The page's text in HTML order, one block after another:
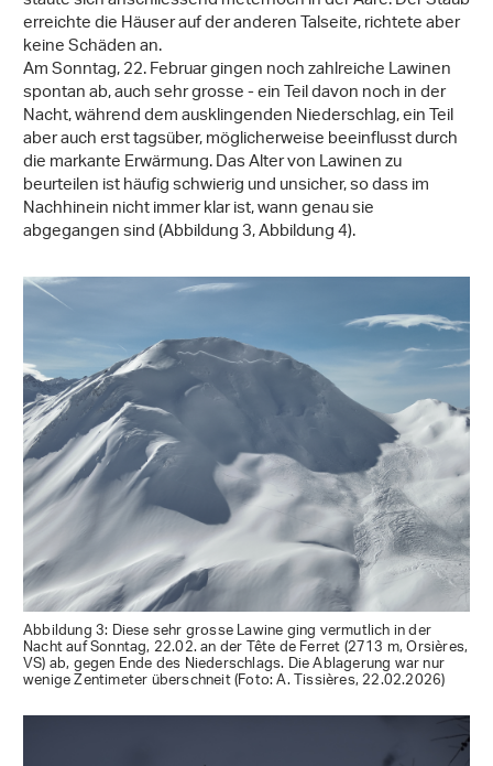
erreichte die Häuser auf der anderen Talseite, richtete aber
keine Schäden an.
Am Sonntag, 22. Februar gingen noch zahlreiche Lawinen
spontan ab, auch sehr grosse - ein Teil davon noch in der
Nacht, während dem ausklingenden Niederschlag, ein Teil
aber auch erst tagsüber, möglicherweise beeinflusst durch
die markante Erwärmung. Das Alter von Lawinen zu
beurteilen ist häufig schwierig und unsicher, so dass im
Nachhinein nicht immer klar ist, wann genau sie
abgegangen sind (Abbildung 3, Abbildung 4).
Abbildung 3: Diese sehr grosse Lawine ging vermutlich in der
Nacht auf Sonntag, 22.02. an der Tête de Ferret (2713 m, Orsières,
VS) ab, gegen Ende des Niederschlags. Die Ablagerung war nur
wenige Zentimeter überschneit (Foto: A. Tissières, 22.02.2026)